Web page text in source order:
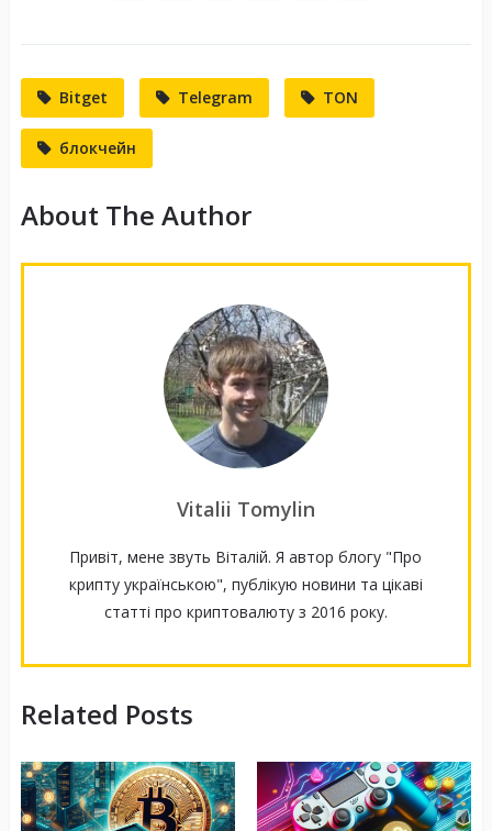
Bitget Telegram TON
блокчейн
About The Author
Vitalii Tomylin
Привіт, мене звуть Віталій. Я автор блогу "Про
крипту українською", публікую новини та цікаві
статті про криптовалюту з 2016 року.
Related Posts